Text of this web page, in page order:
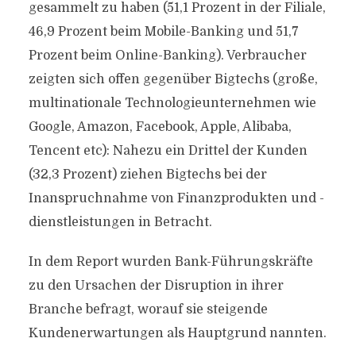
gesammelt zu haben (51,1 Prozent in der Filiale,
46,9 Prozent beim Mobile-Banking und 51,7
Prozent beim Online-Banking). Verbraucher
zeigten sich offen gegenüber Bigtechs (große,
multinationale Technologieunternehmen wie
Google, Amazon, Facebook, Apple, Alibaba,
Tencent etc): Nahezu ein Drittel der Kunden
(32,3 Prozent) ziehen Bigtechs bei der
Inanspruchnahme von Finanzprodukten und -
dienstleistungen in Betracht.
In dem Report wurden Bank-Führungskräfte
zu den Ursachen der Disruption in ihrer
Branche befragt, worauf sie steigende
Kundenerwartungen als Hauptgrund nannten.